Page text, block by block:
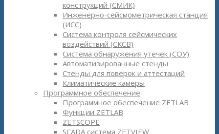
конструкций (СМИК)
Инженерно-сейсмометрическая станция
(ИСС)
Система контроля сейсмических
воздействий (СКСВ)
Система обнаружения утечек (СОУ)
Автоматизированные стенды
Стенды для поверок и аттестаций
Климатические камеры
Программное обеспечение
Программное обеспечение ZETLAB
Функции ZETLAB
ZETSCOPE
SCADA система ZETVIEW